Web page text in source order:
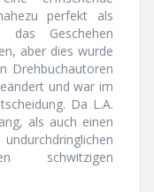
perfekt als
das Geschehen
aber dies wurde
Drehbuchautoren
und war im
Da L.A.
als auch einen
schwitzigen